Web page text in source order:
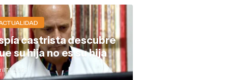
castrista descubre
su hija no es su hija
11, 2021